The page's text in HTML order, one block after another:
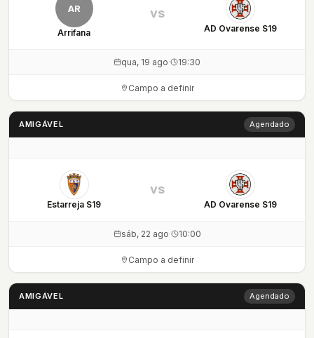
AR
Arrifana AD Ovarense S19
vs
qua, 19 ago· 19:30
Campo a definir
AMIGÁVEL Agendado
Estarreja S19 AD Ovarense S19
vs
sáb, 22 ago· 10:00
Campo a definir
AMIGÁVEL Agendado